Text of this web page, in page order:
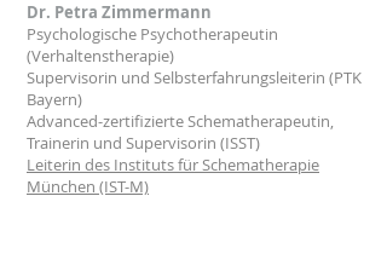
Dr. Petra Zimmermann
Psychologische Psychotherapeutin
(Verhaltenstherapie)
Supervisorin und Selbsterfahrungsleiterin (PTK
Bayern)
Advanced-zertifizierte Schematherapeutin,
Trainerin und Supervisorin (ISST)
Leiterin des Instituts für Schematherapie
München (IST-M)